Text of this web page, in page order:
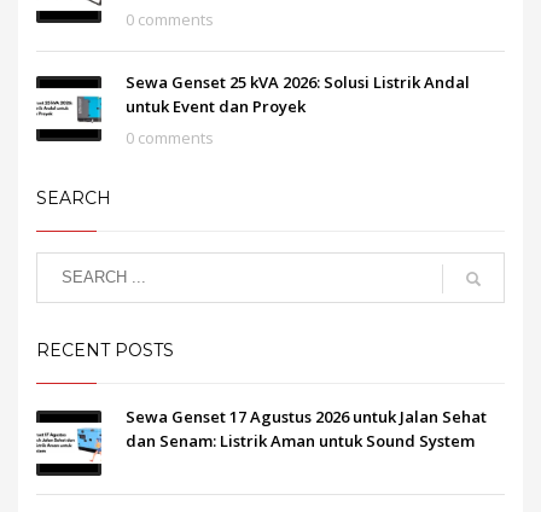
0 comments
Sewa Genset 25 kVA 2026: Solusi Listrik Andal
untuk Event dan Proyek
0 comments
SEARCH
RECENT POSTS
Sewa Genset 17 Agustus 2026 untuk Jalan Sehat
dan Senam: Listrik Aman untuk Sound System